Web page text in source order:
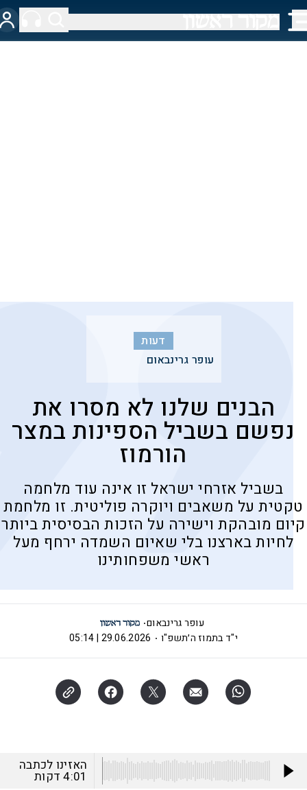
דעות
עופר גרינבאום
הבנים שלנו לא מסרו את
נפשם בשביל הספינות במצר
הורמוז
בשביל אזרחי ישראל זו אינה עוד מלחמה
טקטית על משאבים ויוקרה פוליטית. זו מלחמת
קיום מובהקת וישירה על הזכות הבסיסית ביותר
לחיות בארצנו בלי שאיום השמדה ירחף מעל
ראשי משפחותינו
עופר גרינבאום
י"ד בתמוז ה׳תשפ"ו
29.06.2026 | 05:14
האזינו לכתבה
4:01דקות